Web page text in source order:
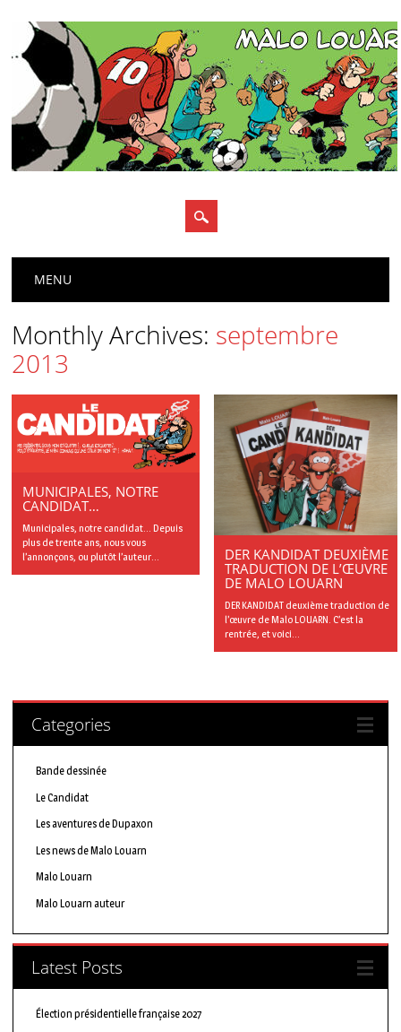
Main menu
MENU
Monthly Archives: septembre
2013
MUNICIPALES, NOTRE
CANDIDAT…
Municipales, notre candidat… Depuis
plus de trente ans, nous vous
l’annonçons, ou plutôt l’auteur...
DER KANDIDAT DEUXIÈME
TRADUCTION DE L’ŒUVRE
DE MALO LOUARN
DER KANDIDAT deuxième traduction de
l’œuvre de Malo LOUARN. C’est la
rentrée, et voici...
Categories
Bande dessinée
Le Candidat
Les aventures de Dupaxon
Les news de Malo Louarn
Malo Louarn
Malo Louarn auteur
Latest Posts
Élection présidentielle française 2027